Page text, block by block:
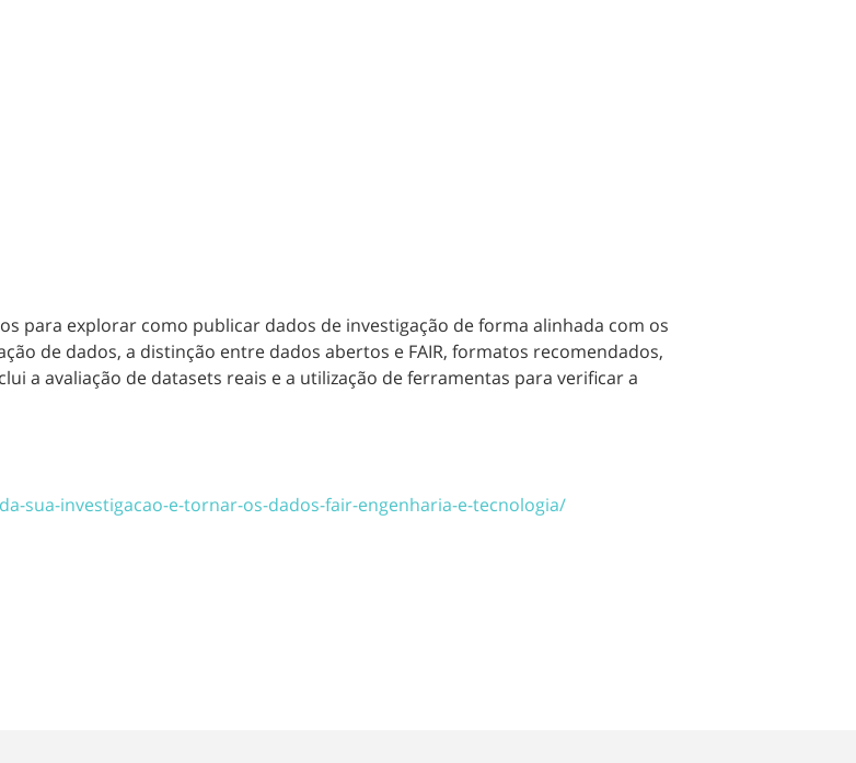
para explorar como publicar dados de investigação de forma alinhada com os
de dados, a distinção entre dados abertos e FAIR, formatos recomendados,
a avaliação de datasets reais e a utilização de ferramentas para verificar a
sua-investigacao-e-tornar-os-dados-fair-engenharia-e-tecnologia/